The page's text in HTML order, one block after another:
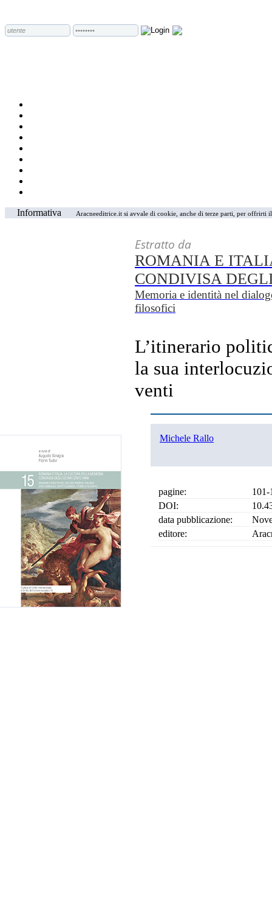
Informativa Aracneeditrice.it si avvale di cookie, anche di terze parti, per
Estratto da
ROMANIA E
CONDIVISA
Memoria e identità nel
filosofici
L’itinerario
la sua
venti
Michele Rallo
pagine:
101-
DOI:
data pubblicazione:
editore: